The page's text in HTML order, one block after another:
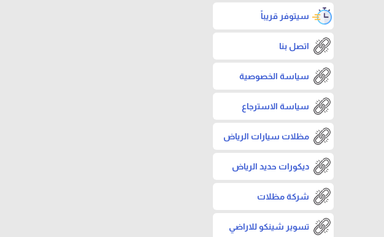
سيتوفر قريباً
اتصل بنا
سياسة الخصوصية
سياسة الاسترجاع
مظلات سيارات الرياض
ديكورات حديد الرياض
شركة مظلات
تسوير شينكو للاراضي